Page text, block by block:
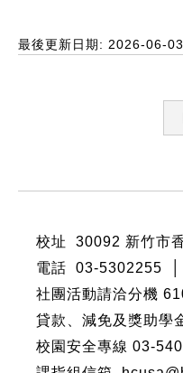
最後更新日期: 2026-06-03
校址 30092 新竹市
電話 03-5302255
社團活動請洽分機
貸款、減免及獎助學
校園安全專線 03-